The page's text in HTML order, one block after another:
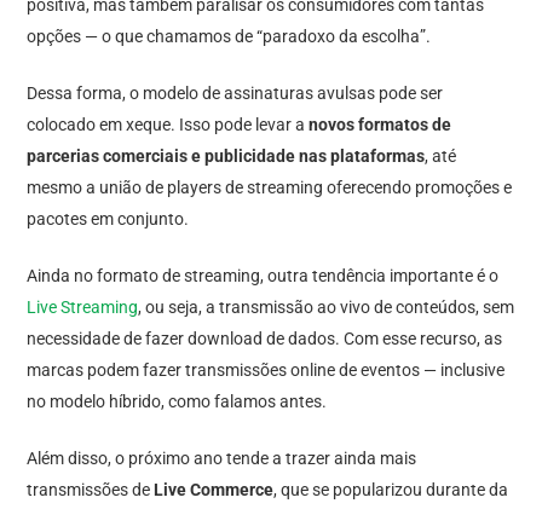
positiva, mas também paralisar os consumidores com tantas
opções — o que chamamos de “paradoxo da escolha”.
Dessa forma, o modelo de assinaturas avulsas pode ser
colocado em xeque. Isso pode levar anovos formatos de
parcerias comerciais e publicidade nas plataformas, até
mesmo a união de players de streaming oferecendo promoções e
pacotes em conjunto.
Ainda no formato de streaming, outra tendência importante é o
Live Streaming, ou seja, a transmissão ao vivo de conteúdos, sem
necessidade de fazer download de dados. Com esse recurso, as
marcas podem fazer transmissões online de eventos — inclusive
no modelo híbrido, como falamos antes.
Além disso, o próximo ano tende a trazer ainda mais
transmissões de Live Commerce, que se popularizou durante da